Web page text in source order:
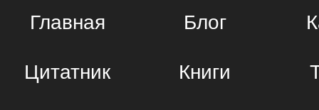
Главная Блог
Цитатник Книги